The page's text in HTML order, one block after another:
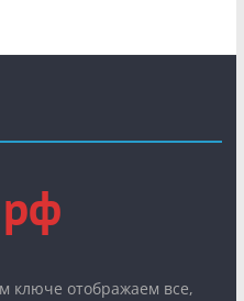
ключе отображаем все,